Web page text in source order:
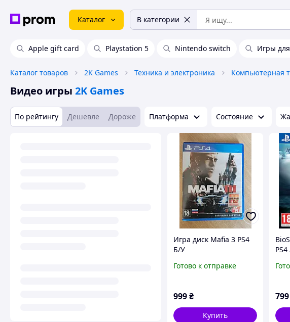
Каталог В категории
Apple gift card Playstation 5 Nintendo switch Игры
Каталог товаров 2K Games Техника и электроника Компьютерная
Видео игры 2K Games
По рейтингу Дешевле Дороже Платформа Состояние
Игра диск Mafia 3 PS4
Б/У
Готово к отправке
999₴
Купить
PS4
799